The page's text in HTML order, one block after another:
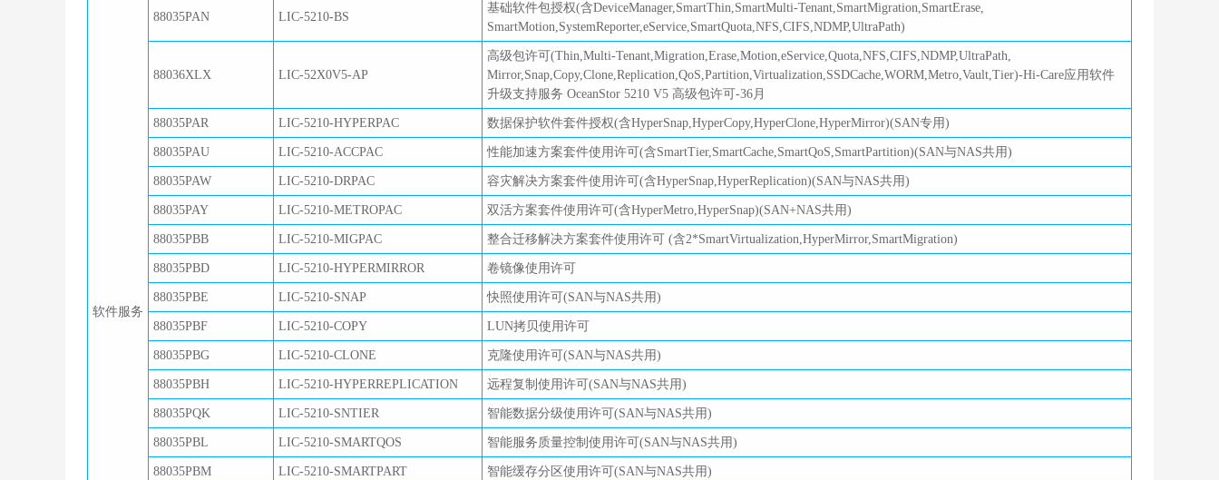
软件服务
88035PAN LIC-5210-BS
基础软件包授权(含DeviceManager,SmartThin,SmartMulti-Tenant,SmartMigration,SmartErase,
SmartMotion,SystemReporter,eService,SmartQuota,NFS,CIFS,NDMP,UltraPath)
88036XLX LIC-52X0V5-AP
高级包许可(Thin,Multi-Tenant,Migration,Erase,Motion,eService,Quota,NFS,CIFS,NDMP,UltraPath,
Mirror,Snap,Copy,Clone,Replication,QoS,Partition,Virtualization,SSDCache,WORM,Metro,Vault,Tier)-Hi-Care应用软件
升级支持服务 OceanStor 5210 V5 高级包许可-36月
88035PAR LIC-5210-HYPERPAC 数据保护软件套件授权(含HyperSnap,HyperCopy,HyperClone,HyperMirror)(SAN专用)
88035PAU LIC-5210-ACCPAC 性能加速方案套件使用许可(含SmartTier,SmartCache,SmartQoS,SmartPartition)(SAN与NAS共用)
88035PAW LIC-5210-DRPAC 容灾解决方案套件使用许可(含HyperSnap,HyperReplication)(SAN与NAS共用)
88035PAY LIC-5210-METROPAC 双活方案套件使用许可(含HyperMetro,HyperSnap)(SAN+NAS共用)
88035PBB LIC-5210-MIGPAC 整合迁移解决方案套件使用许可 (含2*SmartVirtualization,HyperMirror,SmartMigration)
88035PBD LIC-5210-HYPERMIRROR 卷镜像使用许可
88035PBE LIC-5210-SNAP 快照使用许可(SAN与NAS共用)
88035PBF LIC-5210-COPY LUN拷贝使用许可
88035PBG LIC-5210-CLONE 克隆使用许可(SAN与NAS共用)
88035PBH LIC-5210-HYPERREPLICATION 远程复制使用许可(SAN与NAS共用)
88035PQK LIC-5210-SNTIER 智能数据分级使用许可(SAN与NAS共用)
88035PBL LIC-5210-SMARTQOS 智能服务质量控制使用许可(SAN与NAS共用)
88035PBM LIC-5210-SMARTPART 智能缓存分区使用许可(SAN与NAS共用)